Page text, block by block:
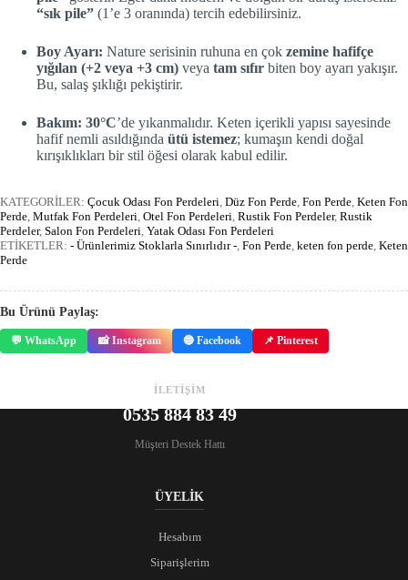
“sık pile” (1’e 3 oranında) tercih edebilirsiniz.
Boy Ayarı: Nature serisinin ruhuna en çok zemine hafifçe
yığılan (+2 veya +3 cm) veya tam sıfır biten boy ayarı yakışır.
Bu, salaş şıklığı pekiştirir.
Bakım: 30°C’de yıkanmalıdır. Keten içerikli yapısı sayesinde
hafif nemli asıldığında ütü istemez; kumaşın kendi doğal
kırışıklıkları bir stil öğesi olarak kabul edilir.
KATEGORİLER: Çocuk Odası Fon Perdeleri, Düz Fon Perde, Fon Perde, Keten Fon
Perde, Mutfak Fon Perdeleri, Otel Fon Perdeleri, Rustik Fon Perdeler, Rustik
Perdeler, Salon Fon Perdeleri, Yatak Odası Fon Perdeleri
ETİKETLER: - Ürünlerimiz Stoklarla Sınırlıdır -, Fon Perde, keten fon perde, Keten
Perde
Bu Ürünü Paylaş:
💬 WhatsApp 📸 Instagram 🔵 Facebook 📌 Pinterest
İLETİŞİM
0535 884 83 49
Müşteri Destek Hattı
ÜYELİK
Hesabım
Siparişlerim